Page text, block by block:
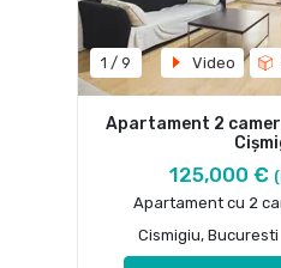
1 / 9 Video
Apartament 2
125,000 €
Apartament cu 2
Cismigiu, Bucuresti